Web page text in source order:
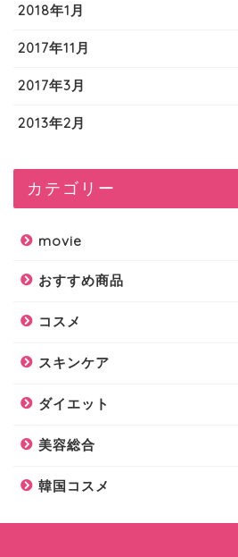
2018年1月
2017年11月
2017年3月
2013年2月
カテゴリー
movie
おすすめ商品
コスメ
スキンケア
ダイエット
美容総合
韓国コスメ